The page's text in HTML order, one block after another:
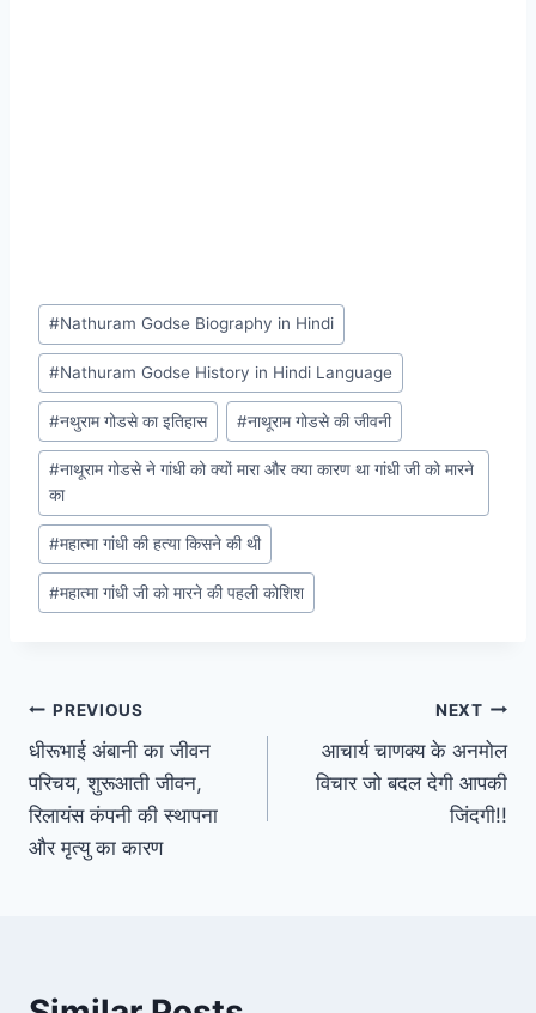
Post
Tags:
#Nathuram Godse Biography in Hindi
#Nathuram Godse History in Hindi Language
#नथुराम गोडसे का इतिहास #नाथूराम गोडसे की जीवनी
#नाथूराम गोडसे ने गांधी को क्यों मारा और क्या कारण था गांधी जी को मारने
का
#महात्मा गांधी की हत्या किसने की थी
#महात्मा गांधी जी को मारने की पहली कोशिश
Post
navigation
PREVIOUS
धीरूभाई अंबानी का जीवन
परिचय, शुरूआती जीवन,
रिलायंस कंपनी की स्थापना
और मृत्यु का कारण
NEXT
आचार्य चाणक्य के अनमोल
विचार जो बदल देगी आपकी
जिंदगी!!